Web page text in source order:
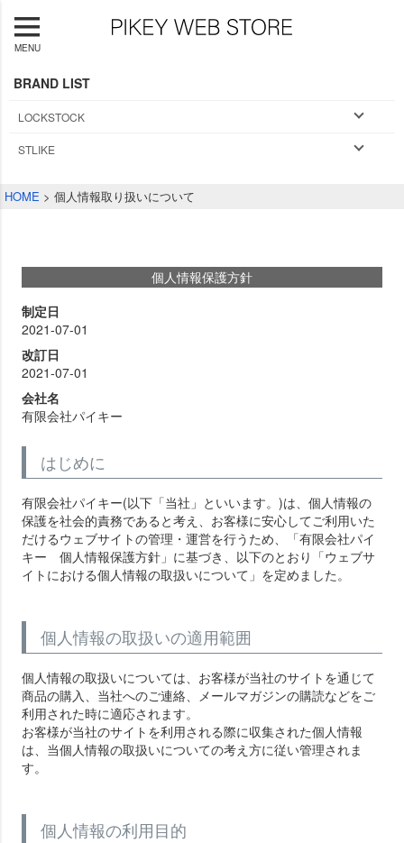
MENU
BRAND LIST
LOCKSTOCK
STLIKE
HOME 個人情報取り扱いについて
個人情報保護方針
制定日
2021-07-01
改訂日
2021-07-01
会社名
有限会社パイキー
はじめに
有限会社パイキー(以下「当社」といいます。)は、個人情報の
保護を社会的責務であると考え、お客様に安心してご利用いた
だけるウェブサイトの管理・運営を行うため、「有限会社パイ
キー 個人情報保護方針」に基づき、以下のとおり「ウェブサ
イトにおける個人情報の取扱いについて」を定めました。
個人情報の取扱いの適用範囲
個人情報の取扱いについては、お客様が当社のサイトを通じて
商品の購入、当社へのご連絡、メールマガジンの購読などをご
利用された時に適応されます。
お客様が当社のサイトを利用される際に収集された個人情報
は、当個人情報の取扱いについての考え方に従い管理されま
す。
個人情報の利用目的